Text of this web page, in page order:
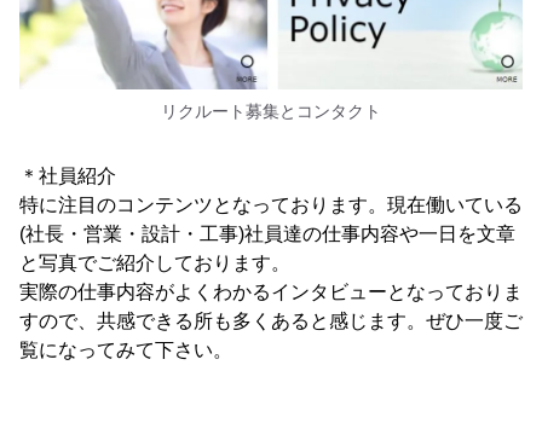
リクルート募集とコンタクト
＊社員紹介
特に注目のコンテンツとなっております。現在働いている
(社長・営業・設計・工事)社員達の仕事内容や一日を文章
と写真でご紹介しております。
実際の仕事内容がよくわかるインタビューとなっておりま
すので、共感できる所も多くあると感じます。ぜひ一度ご
覧になってみて下さい。